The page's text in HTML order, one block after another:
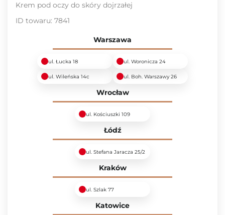
Krem pod oczy do skóry dojrzałej
ID towaru: 7841
Warszawa
ul. Łucka 18 ul. Woronicza 24
ul. Wileńska 14c ul. Boh. Warszawy 26
Wrocław
ul. Kościuszki 109
Łódź
ul. Stefana Jaracza 25/2
Kraków
ul. Szlak 77
Katowice